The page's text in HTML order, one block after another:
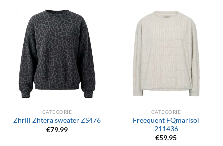
CATEGORIE
Zhrill Zhtera sweater ZS476
€79.99
CATEGORIE
Freequent FQmarisol
211436
€59.95